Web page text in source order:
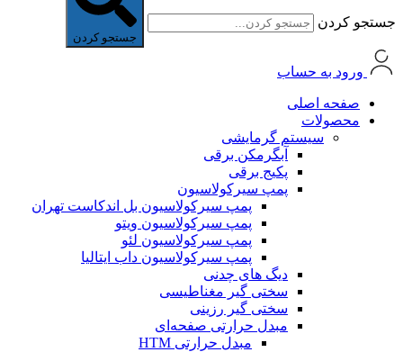
جستجو کردن
جستجو کردن
ورود به حساب
صفحه اصلی
محصولات
سیستم گرمایشی
آبگرمکن برقی
پکیج برقی
پمپ سیرکولاسیون
پمپ سیرکولاسیون بل اندکاست تهران
پمپ سیرکولاسیون ویتو
پمپ سیرکولاسیون لئو
پمپ سیرکولاسیون داب ایتالیا
دیگ های چدنی
سختی گیر مغناطیسی
سختی گیر رزینی
مبدل حرارتی صفحه‌ای
مبدل حرارتی HTM‎